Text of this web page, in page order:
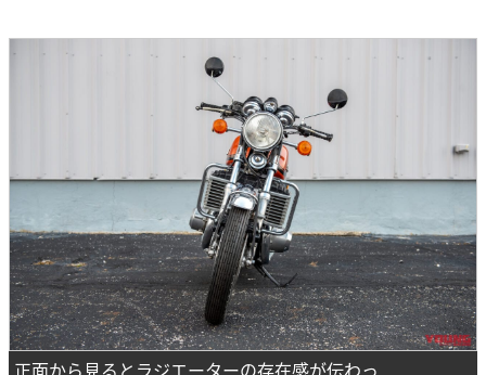
正面から見るとラジエーターの存在感が伝わっ